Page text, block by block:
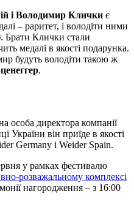
і Володимир Клички є
– раритет, і володіти ними
Брати Клички стали
медалі в якості подарунка.
будуть володіти такою ж
.
особа директора компанії
України він приїде в якості
Germany і Weider Spain.
у рамках фестивалю
розважальному комплексі
нагородження – з 16:00